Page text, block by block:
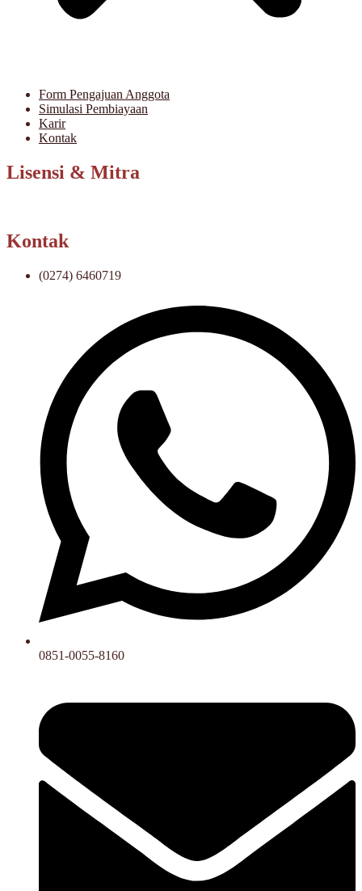
Form Pengajuan Anggota
Simulasi Pembiayaan
Karir
Kontak
Lisensi & Mitra
Kontak
(0274) 6460719
0851-0055-8160